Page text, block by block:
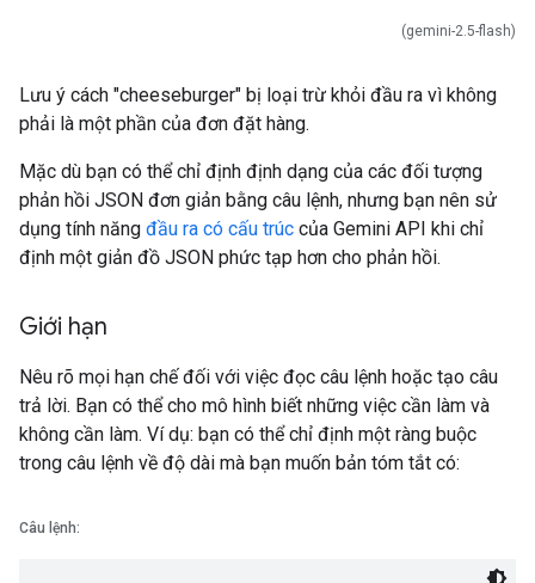
(gemini-2.5-flash)
Lưu ý cách "cheeseburger" bị loại trừ khỏi đầu ra vì không
phải là một phần của đơn đặt hàng.
Mặc dù bạn có thể chỉ định định dạng của các đối tượng
phản hồi JSON đơn giản bằng câu lệnh, nhưng bạn nên sử
dụng tính năng đầu ra có cấu trúc của Gemini API khi chỉ
định một giản đồ JSON phức tạp hơn cho phản hồi.
Giới hạn
Nêu rõ mọi hạn chế đối với việc đọc câu lệnh hoặc tạo câu
trả lời. Bạn có thể cho mô hình biết những việc cần làm và
không cần làm. Ví dụ: bạn có thể chỉ định một ràng buộc
trong câu lệnh về độ dài mà bạn muốn bản tóm tắt có:
Câu lệnh: